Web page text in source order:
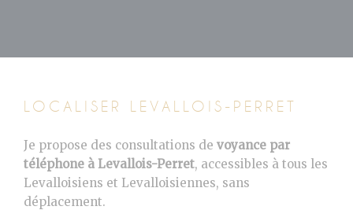
LOCALISER LEVALLOIS-PERRET
Je propose des consultations de voyance par
téléphone à Levallois-Perret, accessibles à tous les
Levalloisiens et Levalloisiennes, sans
déplacement.